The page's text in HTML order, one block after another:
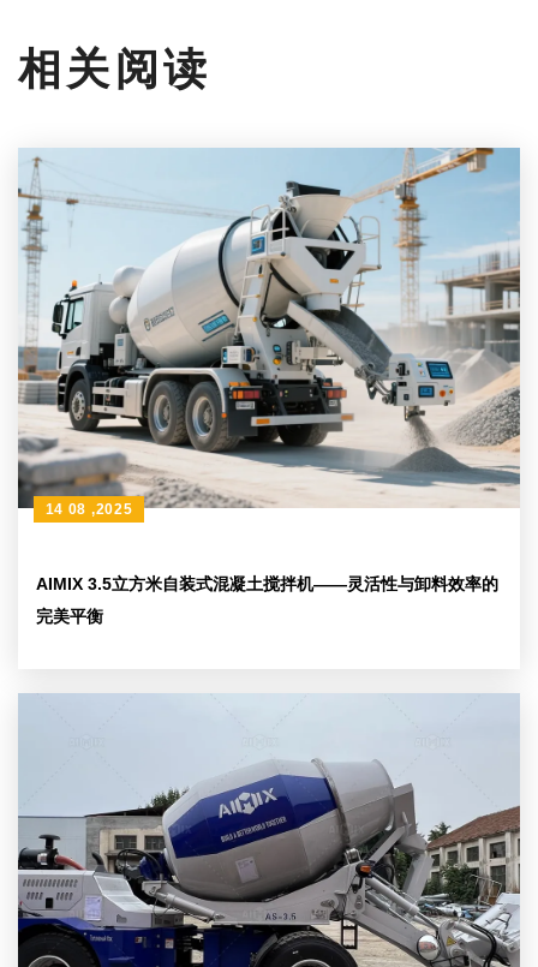
相关阅读
AIMIX 3.5立方米自装式混凝土搅拌机——灵活性与卸料效率的
完美平衡
14 08 ,2025